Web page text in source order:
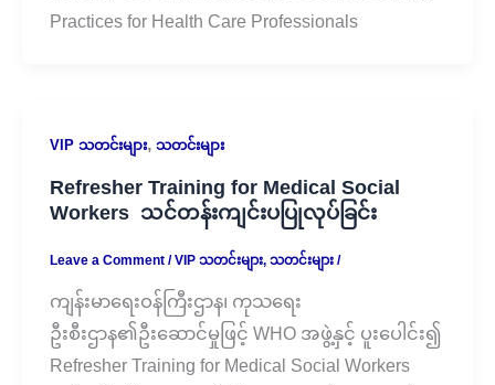
Practices for Health Care Professionals
VIP သတင်းများ, သတင်းများ
Refresher Training for Medical Social
Workers သင်တန်းကျင်းပပြုလုပ်ခြင်း
Leave a Comment /VIP သတင်းများ, သတင်းများ/
ကျန်းမာရေးဝန်ကြီးဌာန၊ ကုသရေး
ဦးစီးဌာန၏ဦးဆောင်မှုဖြင့် WHO အဖွဲ့နှင့် ပူးပေါင်း၍
Refresher Training for Medical Social Workers